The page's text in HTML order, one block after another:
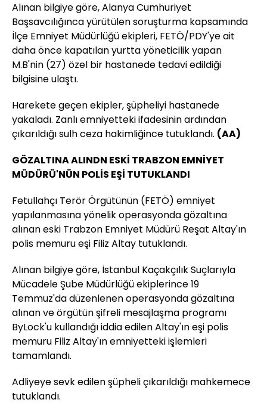
Alınan bilgiye göre, Alanya Cumhuriyet
Başsavcılığınca yürütülen soruşturma kapsamında
İlçe Emniyet Müdürlüğü ekipleri, FETÖ/PDY'ye ait
daha önce kapatılan yurtta yöneticilik yapan
M.B'nin (27) özel bir hastanede tedavi edildiği
bilgisine ulaştı.
Harekete geçen ekipler, şüpheliyi hastanede
yakaladı. Zanlı emniyetteki ifadesinin ardından
çıkarıldığı sulh ceza hakimliğince tutuklandı. (AA)
GÖZALTINA ALINDN ESKİ TRABZON EMNİYET
MÜDÜRÜ'NÜN POLİS EŞİ TUTUKLANDI
Fetullahçı Terör Örgütünün (FETÖ) emniyet
yapılanmasına yönelik operasyonda gözaltına
alınan eski Trabzon Emniyet Müdürü Reşat Altay'ın
polis memuru eşi Filiz Altay tutuklandı.
Alınan bilgiye göre, İstanbul Kaçakçılık Suçlarıyla
Mücadele Şube Müdürlüğü ekiplerince 19
Temmuz'da düzenlenen operasyonda gözaltına
alınan ve örgütün şifreli mesajlaşma programı
ByLock'u kullandığı iddia edilen Altay'ın eşi polis
memuru Filiz Altay'ın emniyetteki işlemleri
tamamlandı.
Adliyeye sevk edilen şüpheli çıkarıldığı mahkemece
tutuklandı.